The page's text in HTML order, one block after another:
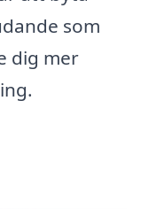
som
dig mer